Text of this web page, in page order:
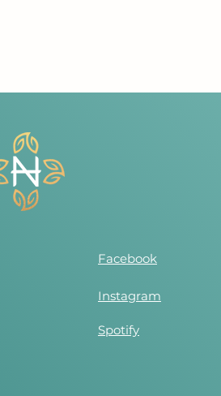
Facebook
Instagram
Spotify